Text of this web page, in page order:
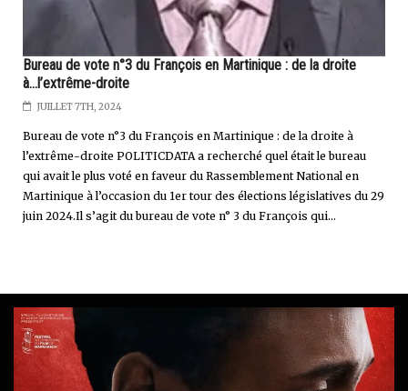
Bureau de vote n°3 du François en Martinique : de la droite
à...l’extrême-droite
JUILLET 7TH, 2024
Bureau de vote n°3 du François en Martinique : de la droite à
l’extrême-droite POLITICDATA a recherché quel était le bureau
qui avait le plus voté en faveur du Rassemblement National en
Martinique à l’occasion du 1er tour des élections législatives du 29
juin 2024.Il s’agit du bureau de vote n° 3 du François qui...